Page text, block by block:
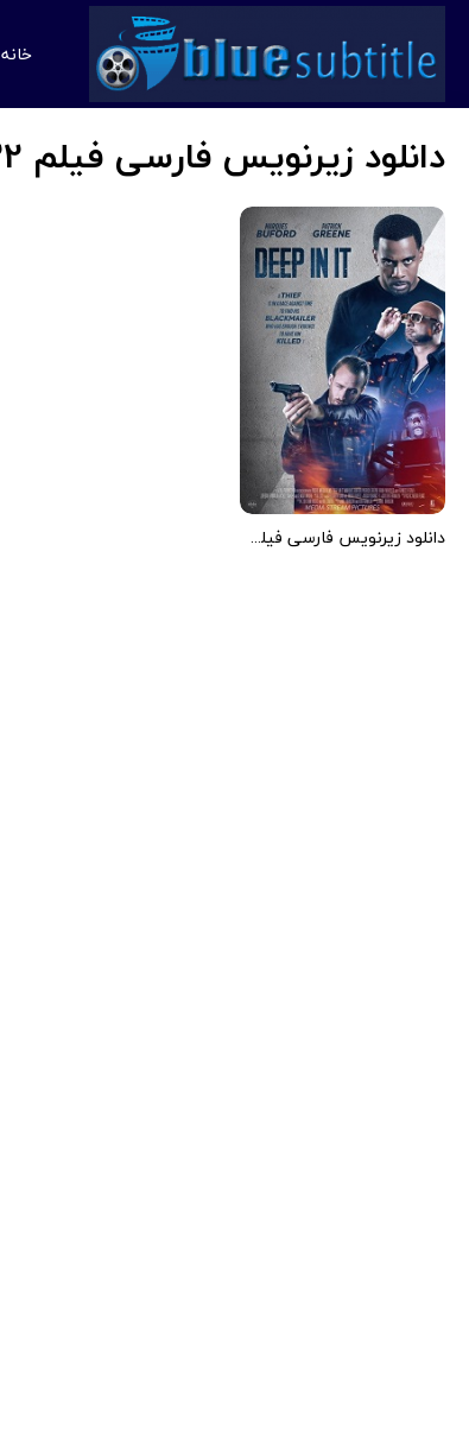
خانه
دانلود زیرنویس فارسی فیلم Deep in It 2022
دانلود زیرنویس فارسی فیلم Deep in It 2022